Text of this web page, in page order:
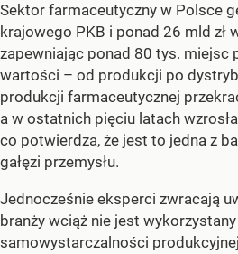
Sektor farmaceutyczny w Polsce
krajowego PKB i ponad 26 mld zł
zapewniając ponad 80 tys. miejsc
wartości – od produkcji po
produkcji farmaceutycznej
a w ostatnich pięciu latach
co potwierdza, że jest to jedna z
gałęzi przemysłu.
Jednocześnie eksperci zwracają
branży wciąż nie jest
samowystarczalności